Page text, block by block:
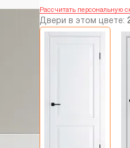
Рассчитать персональную
Двери в этом цвете: